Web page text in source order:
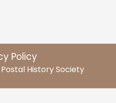
Policy
History Society